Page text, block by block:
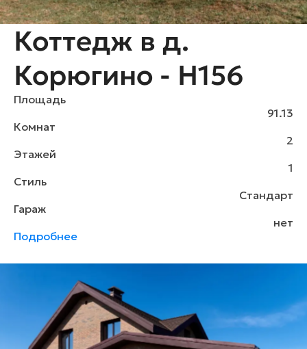
Коттедж в д.
Корюгино - H156
Площадь
91.13
Комнат
2
Этажей
1
Стиль
Стандарт
Гараж
нет
Подробнее